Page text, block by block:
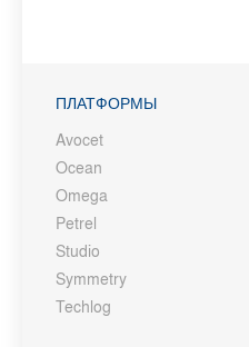
ПЛАТФОРМЫ
Avocet
Ocean
Omega
Petrel
Studio
Symmetry
Techlog